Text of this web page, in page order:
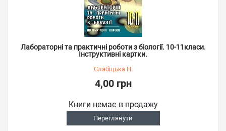
Лабораторні та практичні роботи з біології. 10-11класи.
Інструктивні картки.
Слабіцька Н.
4,00 грн
Книги немає в продажу
Переглянути